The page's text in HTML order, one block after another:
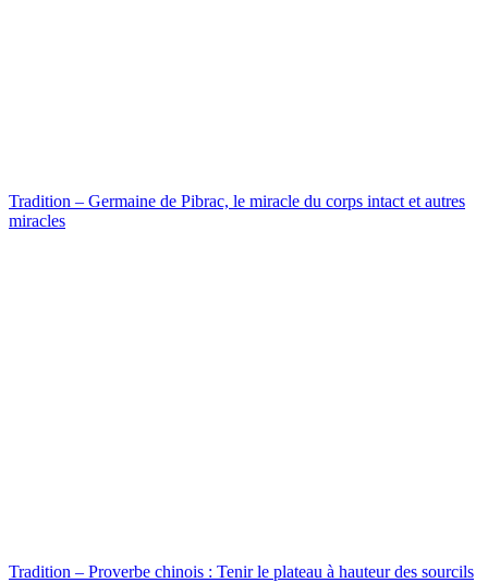
Tradition – Germaine de Pibrac, le miracle du corps intact et autres
miracles
Tradition – Proverbe chinois : Tenir le plateau à hauteur des sourcils